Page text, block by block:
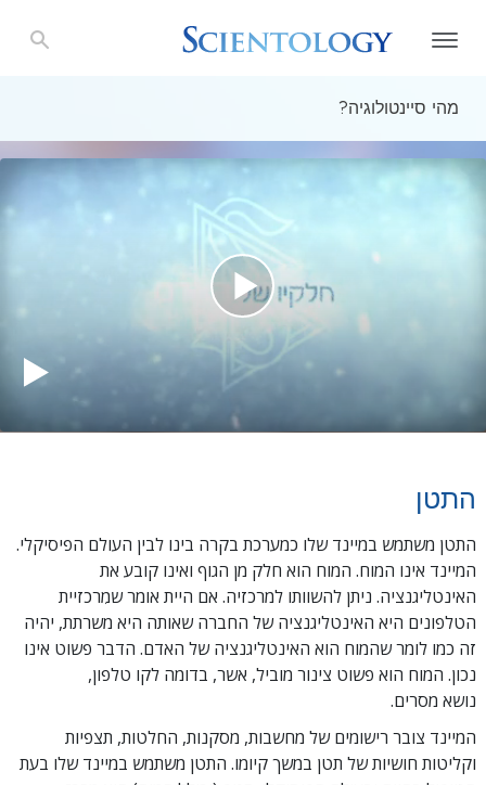
מהי סיינטולוגיה?
התטן
התטן משתמש במיינד שלו כמערכת בקרה בינו לבין העולם הפיסיקלי.
המיינד אינו המוח. המוח הוא חלק מן הגוף ואינו קובע את
האינטליגנציה. ניתן להשוותו למרכזיה. אם היית אומר שמִרכזיית
הטלפונים היא האינטליגנציה של החברה שאותה היא משרתת, יהיה
זה כמו לומר שהמוח הוא האינטליגנציה של האדם. הדבר פשוט אינו
נכון. המוח הוא פשוט צינור מוביל, אשר, בדומה לקו טלפון,
נושא מסרים.
המיינד צובר רישומים של מחשבות, מסקנות, החלטות, תצפיות
וקליטות חושיות של תטן במשך קיומו. התטן משתמש במיינד שלו בעת